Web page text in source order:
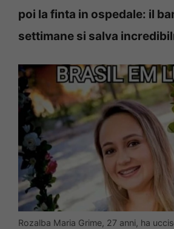
poi la finta in ospedale: il
settimane si salva
Rozalba Maria Grime, 27 anni, ha